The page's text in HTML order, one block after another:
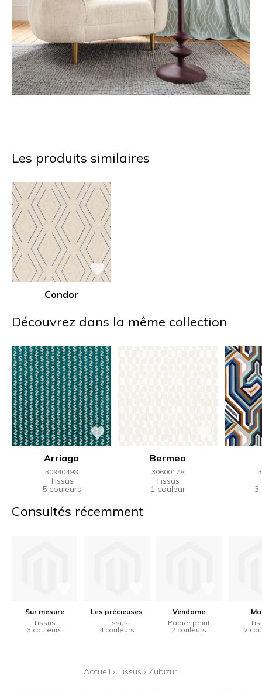
Les produits similaires
Condor
Découvrez dans la même collection
Arriaga
30940498
Tissus
5 couleurs
Bermeo
30600178
Tissus
1 couleur 3
Consultés récemment
Sur mesure
Tissus
3 couleurs
Les précieuses
Tissus
4 couleurs
Vendome
Papier peint
2 couleurs
2
Accueil › Tissus › Zubizuri